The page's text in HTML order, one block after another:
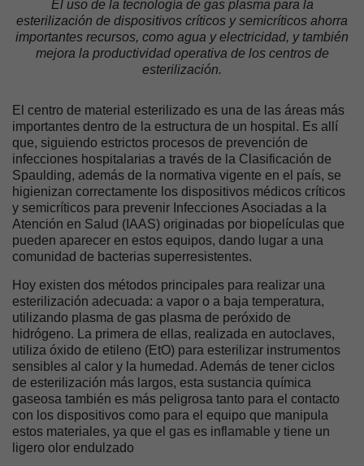
El uso de la tecnología de gas plasma para la
esterilización de dispositivos críticos y semicríticos ahorra
importantes recursos, como agua y electricidad, y también
mejora la productividad operativa de los centros de
esterilización.
El centro de material esterilizado es una de las áreas más
importantes dentro de la estructura de un hospital. Es allí
que, siguiendo estrictos procesos de prevención de
infecciones hospitalarias a través de la Clasificación de
Spaulding, además de la normativa vigente en el país, se
higienizan correctamente los dispositivos médicos críticos
y semicríticos para prevenir Infecciones Asociadas a la
Atención en Salud (IAAS) originadas por biopelículas que
pueden aparecer en estos equipos, dando lugar a una
comunidad de bacterias superresistentes.
Hoy existen dos métodos principales para realizar una
esterilización adecuada: a vapor o a baja temperatura,
utilizando plasma de gas plasma de peróxido de
hidrógeno. La primera de ellas, realizada en autoclaves,
utiliza óxido de etileno (EtO) para esterilizar instrumentos
sensibles al calor y la humedad. Además de tener ciclos
de esterilización más largos, esta sustancia química
gaseosa también es más peligrosa tanto para el contacto
con los dispositivos como para el equipo que manipula
estos materiales, ya que el gas es inflamable y tiene un
ligero olor endulzado